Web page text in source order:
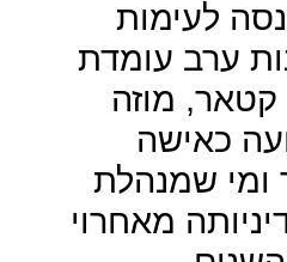
לעימות
ערב עומדת
מוזה
כאישה
ומי שמנהלת
מאחרוי